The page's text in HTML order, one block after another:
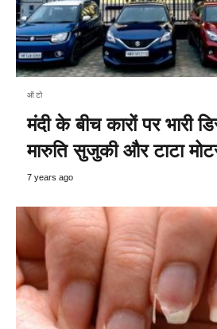
ऑटो
मंदी के बीच कारों पर भारी
मारुति सुजुकी और टाटा
7 years ago